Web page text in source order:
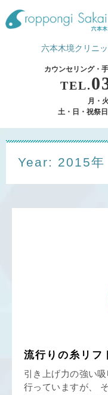
六本木境クリニ
カウンセリング・
TEL.
月・
土・日・祝祭
Year: 2015年
流行りの糸リフ
引き上げ力の強い
行っていますが、